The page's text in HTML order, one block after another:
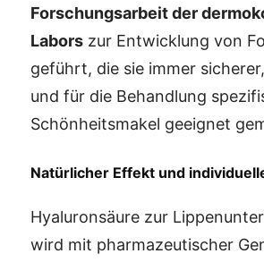
Forschungsarbeit der
Labors zur Entwicklung von
geführt, die sie immer
und für die Behandlung
Schönheitsmakel geeignet
Natürlicher Effekt und
Hyaluronsäure zur
wird mit pharmazeutischer